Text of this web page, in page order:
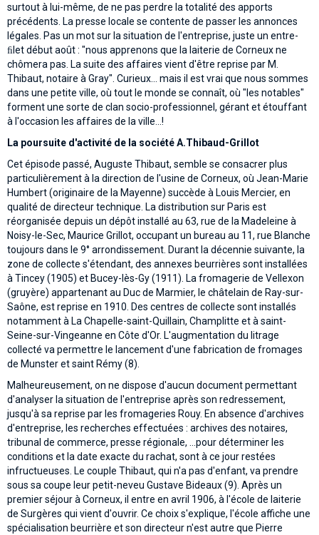
surtout à lui-même, de ne pas perdre la totalité des apports
précédents. La presse locale se contente de passer les annonces
légales. Pas un mot sur la situation de l'entreprise, juste un entre-
ﬁlet début août : "nous apprenons que la laiterie de Corneux ne
chômera pas. La suite des affaires vient d'être reprise par M.
Thibaut, notaire à Gray". Curieux... mais il est vrai que nous sommes
dans une petite ville, où tout le monde se connaît, où "les notables"
forment une sorte de clan socio-professionnel, gérant et étouffant
à l'occasion les affaires de la ville...!
La poursuite d'activité de la société A.Thibaud-Grillot
Cet épisode passé, Auguste Thibaut, semble se consacrer plus
particulièrement à la direction de l'usine de Corneux, où Jean-Marie
Humbert (originaire de la Mayenne) succède à Louis Mercier, en
qualité de directeur technique. La distribution sur Paris est
réorganisée depuis un dépôt installé au 63, rue de la Madeleine à
Noisy-le-Sec, Maurice Grillot, occupant un bureau au 11, rue Blanche
toujours dans le 9° arrondissement. Durant la décennie suivante, la
zone de collecte s'étendant, des annexes beurrières sont installées
à Tincey (1905) et Bucey-lès-Gy (1911). La fromagerie de Vellexon
(gruyère) appartenant au Duc de Marmier, le châtelain de Ray-sur-
Saône, est reprise en 1910. Des centres de collecte sont installés
notamment à La Chapelle-saint-Quillain, Champlitte et à saint-
Seine-sur-Vingeanne en Côte d'Or. L'augmentation du litrage
collecté va permettre le lancement d'une fabrication de fromages
de Munster et saint Rémy (8).
Malheureusement, on ne dispose d'aucun document permettant
d'analyser la situation de l'entreprise après son redressement,
jusqu'à sa reprise par les fromageries Rouy. En absence d'archives
d'entreprise, les recherches effectuées : archives des notaires,
tribunal de commerce, presse régionale, ...pour déterminer les
conditions et la date exacte du rachat, sont à ce jour restées
infructueuses. Le couple Thibaut, qui n'a pas d'enfant, va prendre
sous sa coupe leur petit-neveu Gustave Bideaux (9). Après un
premier séjour à Corneux, il entre en avril 1906, à l'école de laiterie
de Surgères qui vient d'ouvrir. Ce choix s'explique, l'école affiche une
spécialisation beurrière et son directeur n'est autre que Pierre